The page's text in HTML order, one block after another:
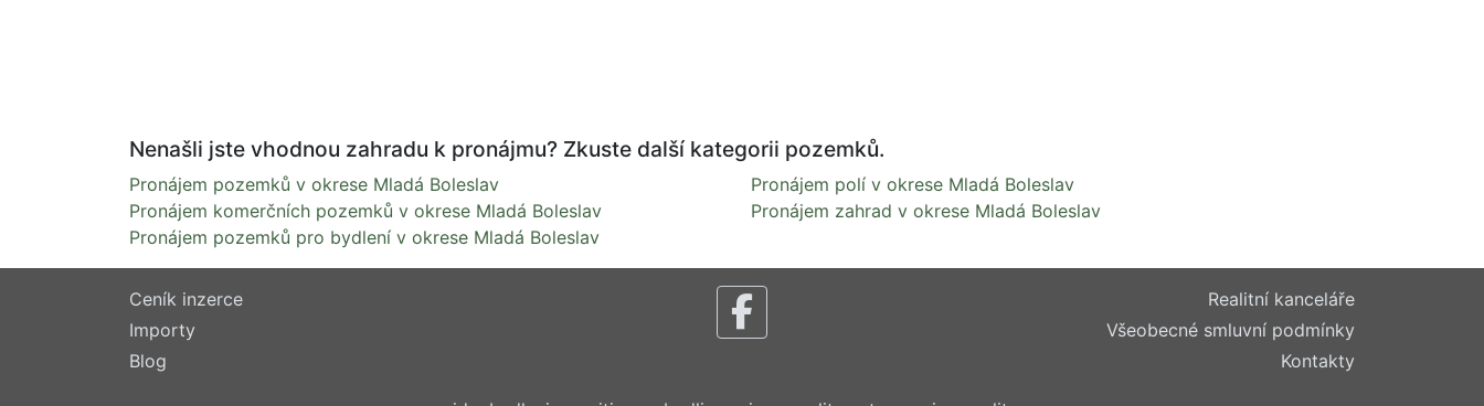
Nenašli jste vhodnou zahradu k pronájmu? Zkuste další kategorii pozemků.
Pronájem pozemků v okrese Mladá Boleslav
Pronájem komerčních pozemků v okrese Mladá Boleslav
Pronájem pozemků pro bydlení v okrese Mladá Boleslav
Pronájem polí v okrese Mladá Boleslav
Pronájem zahrad v okrese Mladá Boleslav
Ceník inzerce
Importy
Blog
Realitní kanceláře
Všeobecné smluvní podmínky
Kontakty